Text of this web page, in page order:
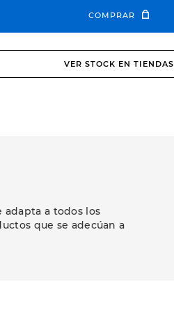
COMPRAR
VER STOCK EN TIENDAS
adapta a todos los
que se adecúan a